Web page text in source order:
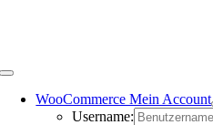
WooCommerce Mein Account
Username: